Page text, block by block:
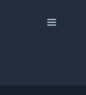
菜